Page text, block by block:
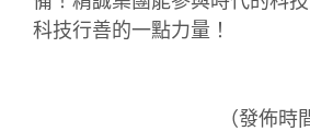
科技行善的一點力量！
（發佈時